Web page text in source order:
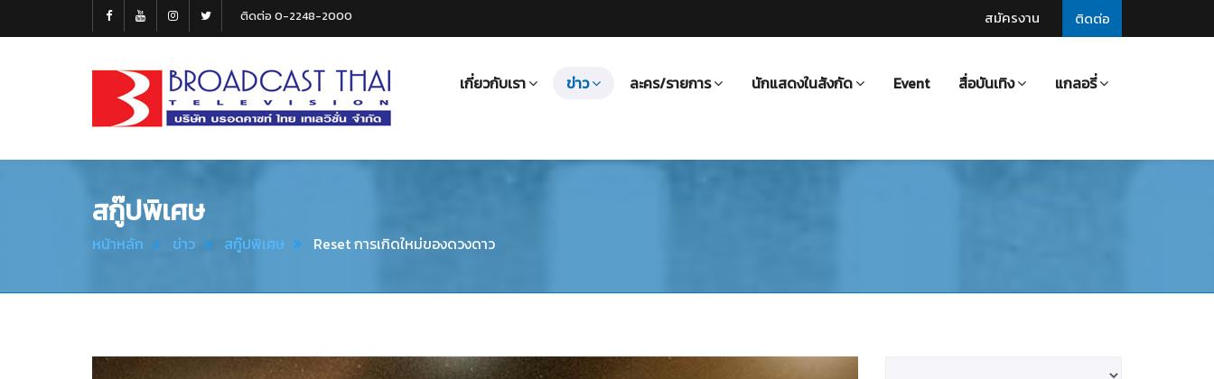
ติดต่อ
สมัครงาน
ติดต่อ 0-2248-2000
Thai
เกี่ยวกับเรา ข่าว ละคร/รายการ นักแสดงในสังกัด Event สื่อบันเทิง แกลอรี่
สกู๊ปพิเศษ
หน้าหลัก ข่าว สกู๊ปพิเศษ Reset การเกิดใหม่ของดวงดาว